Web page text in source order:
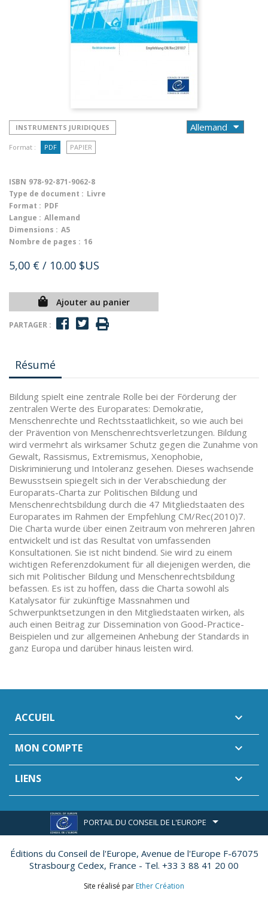
INSTRUMENTS JURIDIQUES
Format : PDF PAPIER
ISBN 978-92-871-9062-8
Type de document : Livre
Format : PDF
Langue : Allemand
Dimensions : A5
Nombre de pages : 16
5,00 € / 10.00 $US
Ajouter au panier
PARTAGER :
Résumé
Bildung spielt eine zentrale Rolle bei der Förderung der
zentralen Werte des Europarates: Demokratie,
Menschenrechte und Rechtsstaatlichkeit, so wie auch bei
der Prävention von Menschenrechtsverletzungen. Bildung
wird vermehrt als wirksamer Schutz gegen die Zunahme von
Gewalt, Rassismus, Extremismus, Xenophobie,
Diskriminierung und Intoleranz gesehen. Dieses wachsende
Bewusstsein spiegelt sich in der Verabschiedung der
Europarats-Charta zur Politischen Bildung und
Menschenrechtsbildung durch die 47 Mitgliedstaaten des
Europarates im Rahmen der Empfehlung CM/Rec(2010)7.
Die Charta wurde über einen Zeitraum von mehreren Jahren
entwickelt und ist das Resultat von umfassenden
Konsultationen. Sie ist nicht bindend. Sie wird zu einem
wichtigen Referenzdokument für all diejenigen werden, die
sich mit Politischer Bildung und Menschenrechtsbildung
befassen. Es ist zu hoffen, dass die Charta sowohl als
Katalysator für zukünftige Massnahmen und
Schwerpunktsetzungen in den Mitgliedstaaten wirken, als
auch einen Beitrag zur Dissemination von Good-Practice-
Beispielen und zur allgemeinen Anhebung der Standards in
ganz Europa und darüber hinaus leisten wird.
ACCUEIL 
MON COMPTE 
LIENS 
PORTAIL DU CONSEIL DE L'EUROPE
Éditions du Conseil de l'Europe, Avenue de l'Europe F-67075
Strasbourg Cedex, France - Tel. +33 3 88 41 20 00
Site réalisé par Ether Création